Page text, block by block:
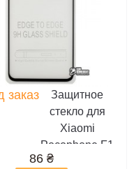
заказ
Защитное
стекло для
Xiaomi
Pocophone F1
0,26 mm 9H,
86 ₴